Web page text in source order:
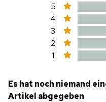
5
4
3
2
1
Es hat noch niemand
Artikel abgegeben